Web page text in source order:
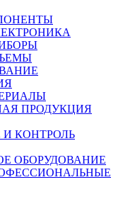
ПРОДУКЦИЯ
КОНТРОЛЬ
ОБОРУДОВАНИЕ